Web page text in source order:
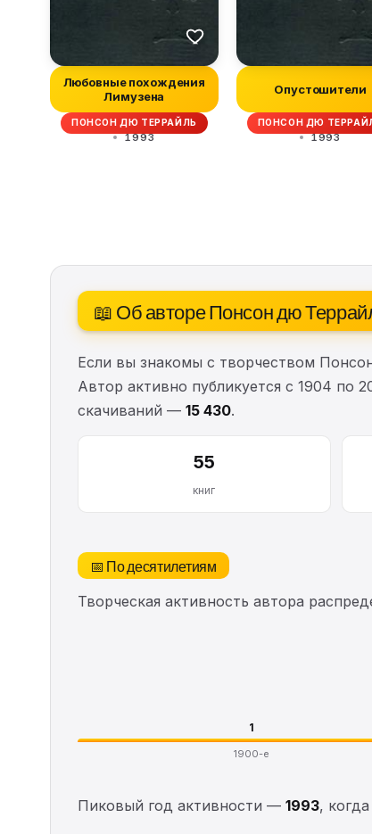
Любовные похождения
Лимузена
ПОНСОН ДЮ ТЕРРАЙЛЬ
1993
Опустошители
ПОНСОН ДЮ
1993
📖 Об авторе Понсон дю
Если вы знакомы с творчеством
Автор активно публикуется с 1904 по
скачиваний — 15 430.
55
книг
📅 По десятилетиям
Творческая активность автора
1
1900-е
Пиковый год активности — 1993,